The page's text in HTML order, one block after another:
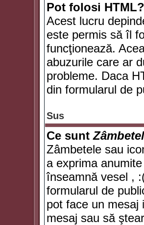
Pot folosi HTML?
Acest lucru
este permis să îl
funcţionează.
abuzurile care ar
probleme. Daca
din formularul de
Sus
Ce sunt
Zâmbetele sau
a exprima
înseamnă vesel ,
formularul de
pot face un mesaj
mesaj sau să